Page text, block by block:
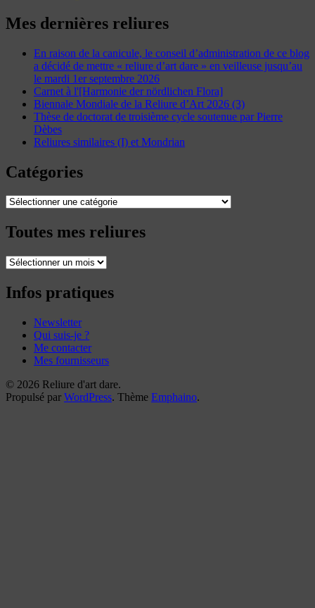
Mes dernières reliures
En raison de la canicule, le conseil d’administration de ce blog
a décidé de mettre « reliure d’art dare » en veilleuse jusqu’au
le mardi 1er septembre 2026
Carnet à l'[Harmonie der nördlichen Flora]
Biennale Mondiale de la Reliure d’Art 2026 (3)
Thèse de doctorat de troisième cycle soutenue par Pierre
Dèbes
Reliures similaires (I) et Mondrian
Catégories
Catégories
Toutes mes reliures
Toutes
reliures
Infos pratiques
Newsletter
Qui suis-je ?
Me contacter
Mes fournisseurs
© 2026 Reliure d'art dare.
Propulsé par WordPress. Thème Emphaino.